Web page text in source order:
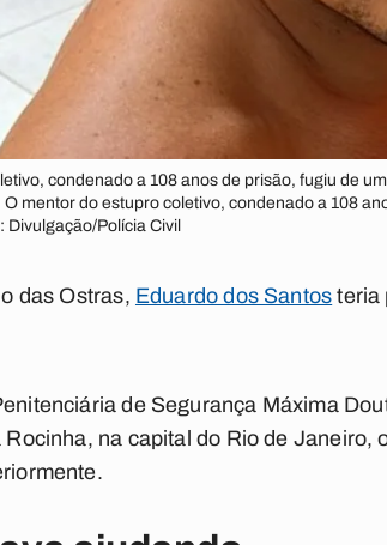
condenado a 108 anos de prisão, fugiu de
mentor do estupro coletivo, condenado a 108
Divulgação/Polícia Civil
das Ostras, Eduardo dos Santos teria
de Segurança Máxima
Rocinha, na capital do Rio de